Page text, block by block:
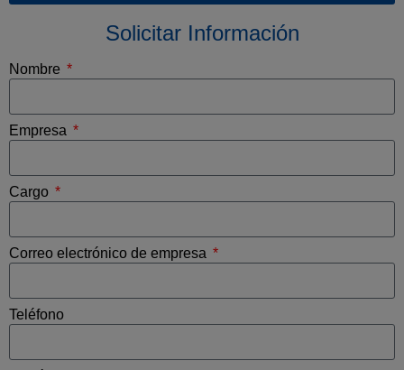
Solicitar Información
Nombre
Empresa
Cargo
Correo electrónico de empresa
Teléfono